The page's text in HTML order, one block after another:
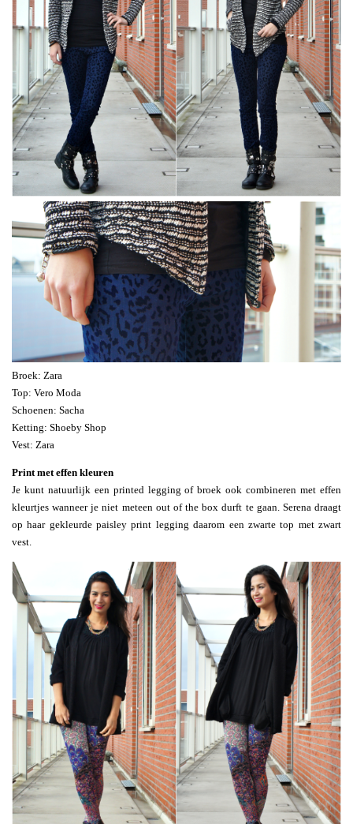
Broek: Zara
Top: Vero Moda
Schoenen: Sacha
Ketting: Shoeby Shop
Vest: Zara
Print met effen kleuren
Je kunt natuurlijk een printed legging of broek ook combineren met effen
kleurtjes wanneer je niet meteen out of the box durft te gaan. Serena draagt
op haar gekleurde paisley print legging daarom een zwarte top met zwart
vest.